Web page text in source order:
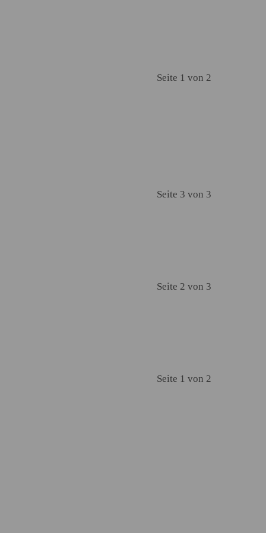
Seite 1 von 2
Seite 3 von 3
Seite 2 von 3
Seite 1 von 2